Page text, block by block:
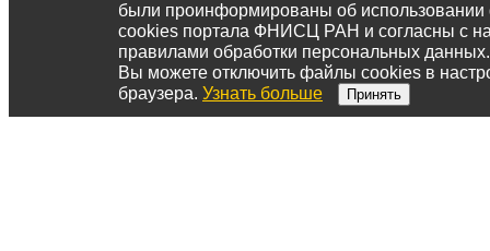
были проинформированы об
cookies портала ФНИСЦ РАН и согласны с
правилами обработки персональных данных.
Вы можете отключить файлы cookies в
браузера. Узнать больше Принять